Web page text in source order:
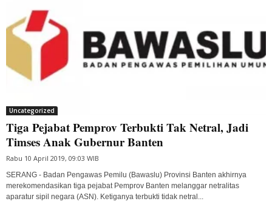
Uncategorized
Tiga Pejabat Pemprov Terbukti Tak Netral, Jadi
Timses Anak Gubernur Banten
Rabu 10 April 2019, 09:03 WIB
SERANG - Badan Pengawas Pemilu (Bawaslu) Provinsi Banten akhirnya
merekomendasikan tiga pejabat Pemprov Banten melanggar netralitas
aparatur sipil negara (ASN). Ketiganya terbukti tidak netral...